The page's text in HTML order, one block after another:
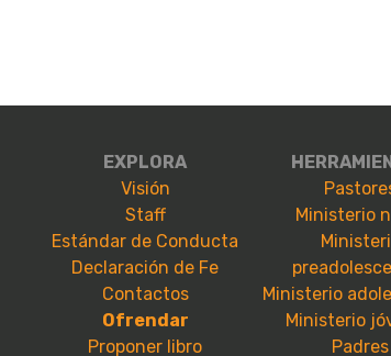
EXPLORA
Visión
Staff
Estándar de Conducta
Declaración de Fe
Contactos
Ofrendar
Proponer libro
Ministerio
Ministerio
Ministerio
Padres